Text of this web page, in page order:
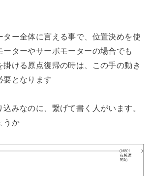
ター全体に言える事で、位置決めを使
ーターやサーボモーターの場合でも
掛ける原点復帰の時は、この手の動き
要となります
みなのに、繋げて書く人がいます。
うか